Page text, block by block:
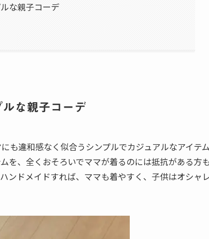
な親子コーデ
な親子コーデ
も違和感なく似合うシンプルでカジュアルなアイテ
を、全くおそろいでママが着るのには抵抗がある方
ンドメイドすれば、ママも着やすく、子供はオシャ